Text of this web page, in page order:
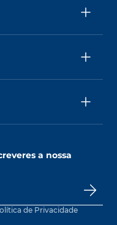
a nossa
de Privacidade